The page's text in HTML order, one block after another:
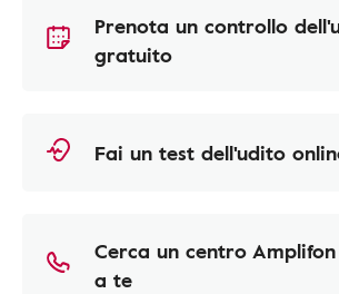
Prenota un controllo
gratuito
Fai un test dell'udito
Cerca un centro
a te